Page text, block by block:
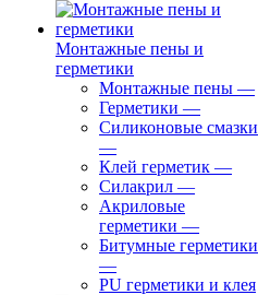
Монтажные пены и
герметики
Монтажные пены —
Герметики —
Силиконовые смазки
—
Клей герметик —
Силакрил —
Акриловые
герметики —
Битумные герметики
—
PU герметики и клея